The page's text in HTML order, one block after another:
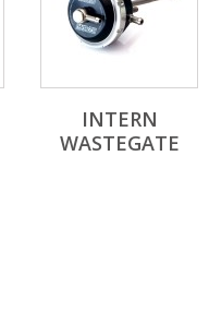
INTERN
WASTEGATE